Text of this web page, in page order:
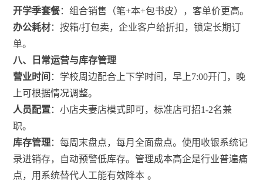
开学季套餐：组合销售（笔+本+包书皮），客单价更高。
办公耗材：按箱/打包卖，企业客户给折扣，锁定长期订
单。
八、日常运营与库存管理
营业时间 ：学校周边配合上下学时间，早上7:00开门，晚
上可根据情况调整。
人员配置：小店夫妻店模式即可，标准店可招1-2名兼
职。
库存管理：每周末盘点，每月全面盘点。使用收银系统记
录进销存，自动预警低库存。管理成本高企是行业普遍痛
点，用系统替代人工能有效降本 。